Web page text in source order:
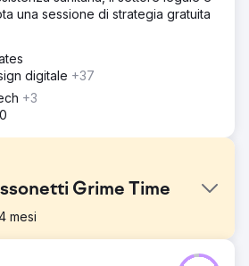
una sessione di strategia gratuita
digitale +37
+3
Grime Time
mesi